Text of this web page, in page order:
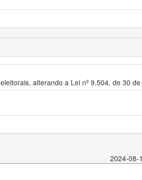
alterando a Lei nº 9.504, de 30
2024-08-